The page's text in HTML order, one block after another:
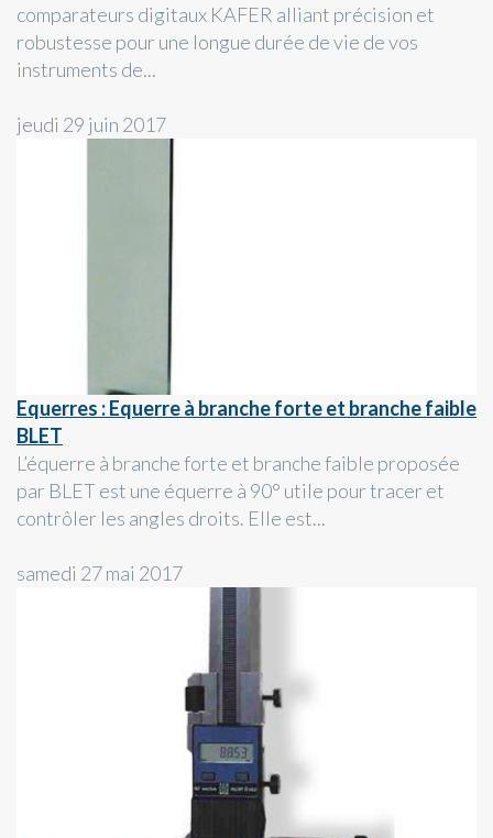
comparateurs digitaux KAFER alliant précision et
robustesse pour une longue durée de vie de vos
instruments de...
jeudi 29 juin 2017
Equerres : Equerre à branche forte et branche faible
BLET
L’équerre à branche forte et branche faible proposée
par BLET est une équerre à 90° utile pour tracer et
contrôler les angles droits. Elle est...
samedi 27 mai 2017